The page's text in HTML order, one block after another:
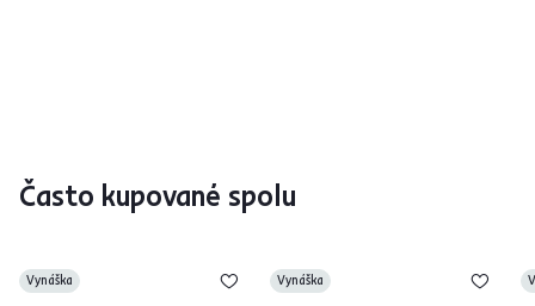
Často kupované spolu
Vynáška Vynáška